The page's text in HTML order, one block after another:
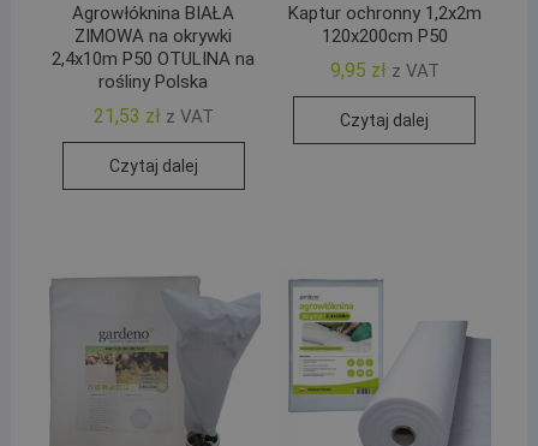
Agrowłóknina BIAŁA
ZIMOWA na okrywki
2,4x10m P50 OTULINA na
rośliny Polska
21,53 zł z VAT
Czytaj dalej
Kaptur ochronny 1,2x2m
120x200cm P50
9,95 zł z VAT
Czytaj dalej